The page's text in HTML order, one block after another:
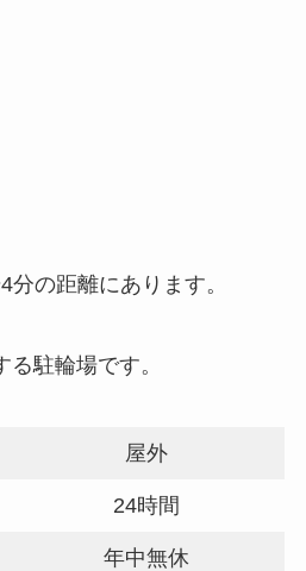
の距離にあります。
駐輪場です。
屋外
24時間
年中無休